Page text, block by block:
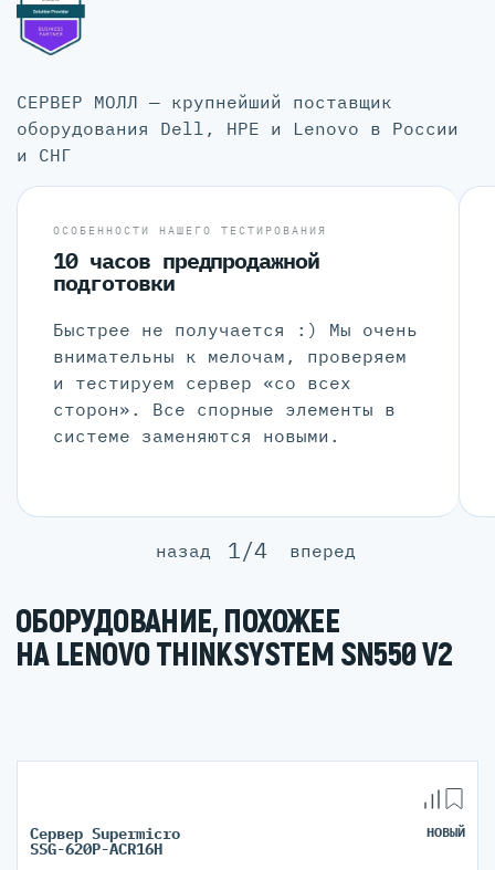
СЕРВЕР МОЛЛ — крупнейший поставщик
оборудования Dell, HPE и Lenovo в России
и СНГ
ОСОБЕННОСТИ НАШЕГО ТЕСТИРОВАНИЯ
10 часов предпродажной
подготовки
Быстрее не получается :) Мы очень
внимательны к мелочам, проверяем
и тестируем сервер «со всех
сторон». Все спорные элементы в
системе заменяются новыми.
назад 1/4 вперед
ОБОРУДОВАНИЕ, ПОХОЖЕЕ
НА LENOVO THINKSYSTEM SN550 V2
Сервер Supermicro
SSG-620P-ACR16H
НОВЫЙ